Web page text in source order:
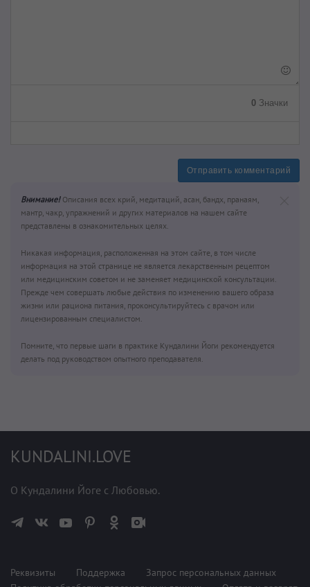
0 Значки
Отправить комментарий
Внимание!Описания всех крий, медитаций, асан, бандх, пранаям,
мантр, чакр, упражнений и других материалов на нашем сайте
представлены в ознакомительных целях.
Никакая информация, расположенная на этом сайте, в том числе
информация на этой странице не является лекарственным рецептом
или медицинским советом и не заменяет медицинской консультации.
Прежде чем совершать любые действия по изменению вашего образа
жизни или рациона питания, проконсультируйтесь с врачом или
лицензированным специалистом.
Помните, что первые шаги в практике Кундалини Йоги рекомендуется
делать под руководством опытного преподавателя.
KUNDALINI.LOVE
О Кундалини Йоге с Любовью.
Реквизиты Поддержка
Запрос персональных данных